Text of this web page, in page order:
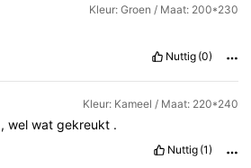
Kleur: Groen / Maat: 200*230
Nuttig (0)
Kleur: Kameel / Maat: 220*240
, wel wat gekreukt .
Nuttig (1)